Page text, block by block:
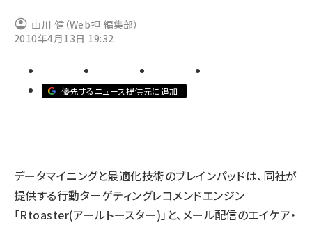
note (2317)
z世代 (1623)
山川 健（Web担 編集部）
2010年4月13日 19:32
優先するニュース提供元に追加
データマイニングと最適化技術のブレインパッドは、同社が
提供する行動ターゲティングレコメンドエンジン
「Rtoaster(アールトースター)」と、メール配信のエイケア・